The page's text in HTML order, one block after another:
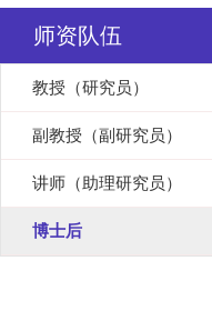
师资队伍
教授（研究员）
副教授（副研究员）
讲师（助理研究员）
博士后